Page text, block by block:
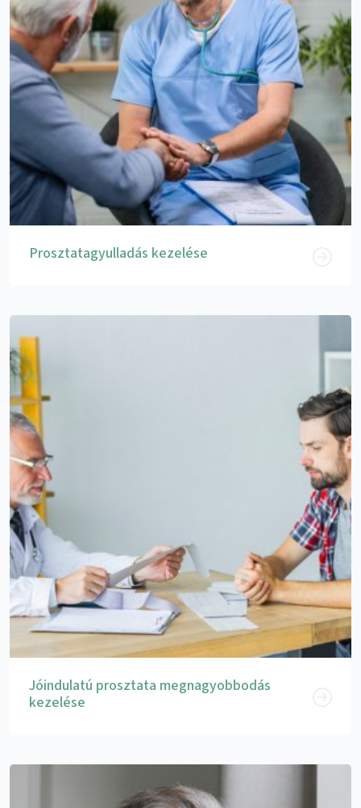
Prosztatagyulladás kezelése
Jóindulatú prosztata megnagyobbodás
kezelése